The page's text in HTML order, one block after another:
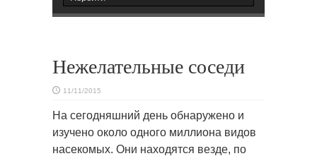
Нежелательные соседи
11/11/2015
На сегодняшний день обнаружено и
изучено около одного миллиона видов
насекомых. Они находятся везде, по